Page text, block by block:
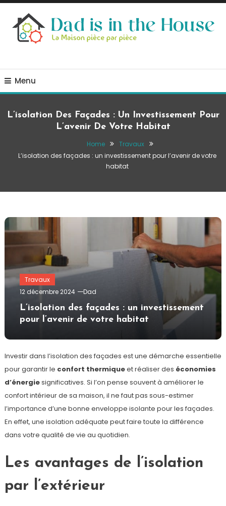
Skip
Content
Menu
L’isolation Des Façades : Un Investissement Pour
L’avenir De Votre Habitat
Home
Travaux
L’isolation des façades : un investissement pour l’avenir de votre
habitat
Travaux
12 décembre 2024
Dad
L’isolation des façades : un investissement
pour l’avenir de votre habitat
Investir dans l’isolation des façades est une démarche essentielle
pour garantir le confort thermiqueet réaliser des économies
d’énergiesignificatives. Si l’on pense souvent à améliorer le
confort intérieur de sa maison, il ne faut pas sous-estimer
l’importance d’une bonne enveloppe isolante pour les façades.
En effet, une isolation adéquate peut faire toute la différence
dans votre qualité de vie au quotidien.
Les avantages de l’isolation
par l’extérieur